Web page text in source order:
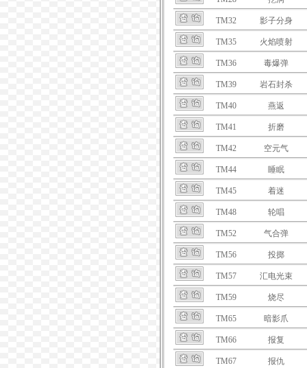
TM32 影子分身
TM35 火焰喷射
TM36 毒爆弹
TM39 岩石封杀
TM40 燕返
TM41 折磨
TM42 空元气
TM44 睡眠
TM45 着迷
TM48 轮唱
TM52 气合弹
TM56 投掷
TM57 汇电光束
TM59 烧尽
TM65 暗影爪
TM66 报复
TM67 报仇